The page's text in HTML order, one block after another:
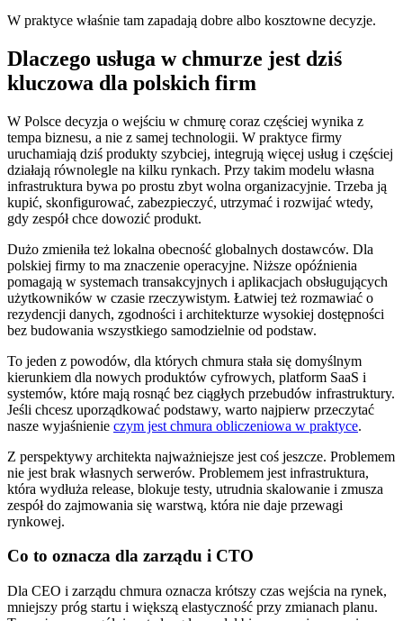
W praktyce właśnie tam zapadają dobre albo kosztowne decyzje.
Dlaczego usługa w chmurze jest dziś
kluczowa dla polskich firm
W Polsce decyzja o wejściu w chmurę coraz częściej wynika z
tempa biznesu, a nie z samej technologii. W praktyce firmy
uruchamiają dziś produkty szybciej, integrują więcej usług i częściej
działają równolegle na kilku rynkach. Przy takim modelu własna
infrastruktura bywa po prostu zbyt wolna organizacyjnie. Trzeba ją
kupić, skonfigurować, zabezpieczyć, utrzymać i rozwijać wtedy,
gdy zespół chce dowozić produkt.
Dużo zmieniła też lokalna obecność globalnych dostawców. Dla
polskiej firmy to ma znaczenie operacyjne. Niższe opóźnienia
pomagają w systemach transakcyjnych i aplikacjach obsługujących
użytkowników w czasie rzeczywistym. Łatwiej też rozmawiać o
rezydencji danych, zgodności i architekturze wysokiej dostępności
bez budowania wszystkiego samodzielnie od podstaw.
To jeden z powodów, dla których chmura stała się domyślnym
kierunkiem dla nowych produktów cyfrowych, platform SaaS i
systemów, które mają rosnąć bez ciągłych przebudów infrastruktury.
Jeśli chcesz uporządkować podstawy, warto najpierw przeczytać
nasze wyjaśnienie czym jest chmura obliczeniowa w praktyce.
Z perspektywy architekta najważniejsze jest coś jeszcze. Problemem
nie jest brak własnych serwerów. Problemem jest infrastruktura,
która wydłuża release, blokuje testy, utrudnia skalowanie i zmusza
zespół do zajmowania się warstwą, która nie daje przewagi
rynkowej.
Co to oznacza dla zarządu i CTO
Dla CEO i zarządu chmura oznacza krótszy czas wejścia na rynek,
mniejszy próg startu i większą elastyczność przy zmianach planu.